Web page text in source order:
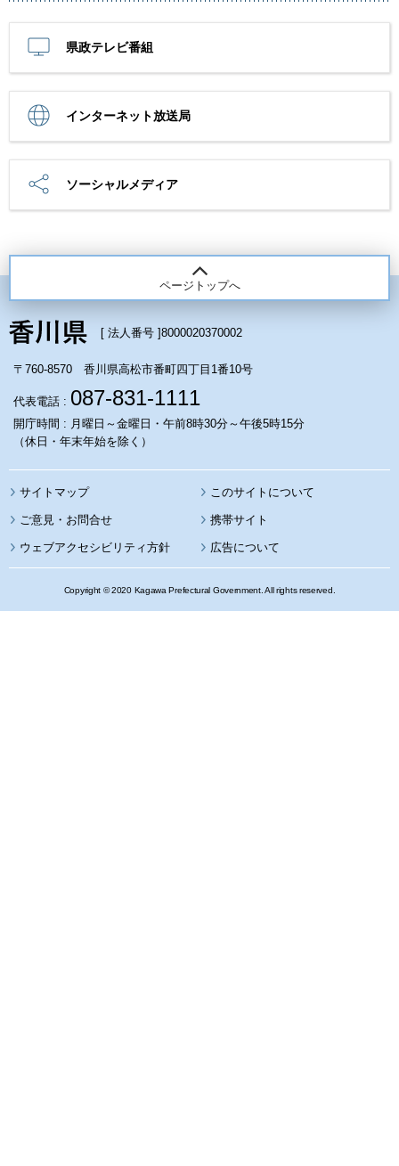
県政テレビ番組
インターネット放送局
ソーシャルメディア
ページトップへ
[ 法人番号 ]8000020370002
〒760-8570 香川県高松市番町四丁目1番10号
代表電話 : 087-831-1111
開庁時間 : 月曜日～金曜日・午前8時30分～午後5時15分
（休日・年末年始を除く）
サイトマップ このサイトについて
携帯サイト
ウェブアクセシビリティ方針 広告について
Copyright © 2020 Kagawa Prefectural Government. All rights reserved.